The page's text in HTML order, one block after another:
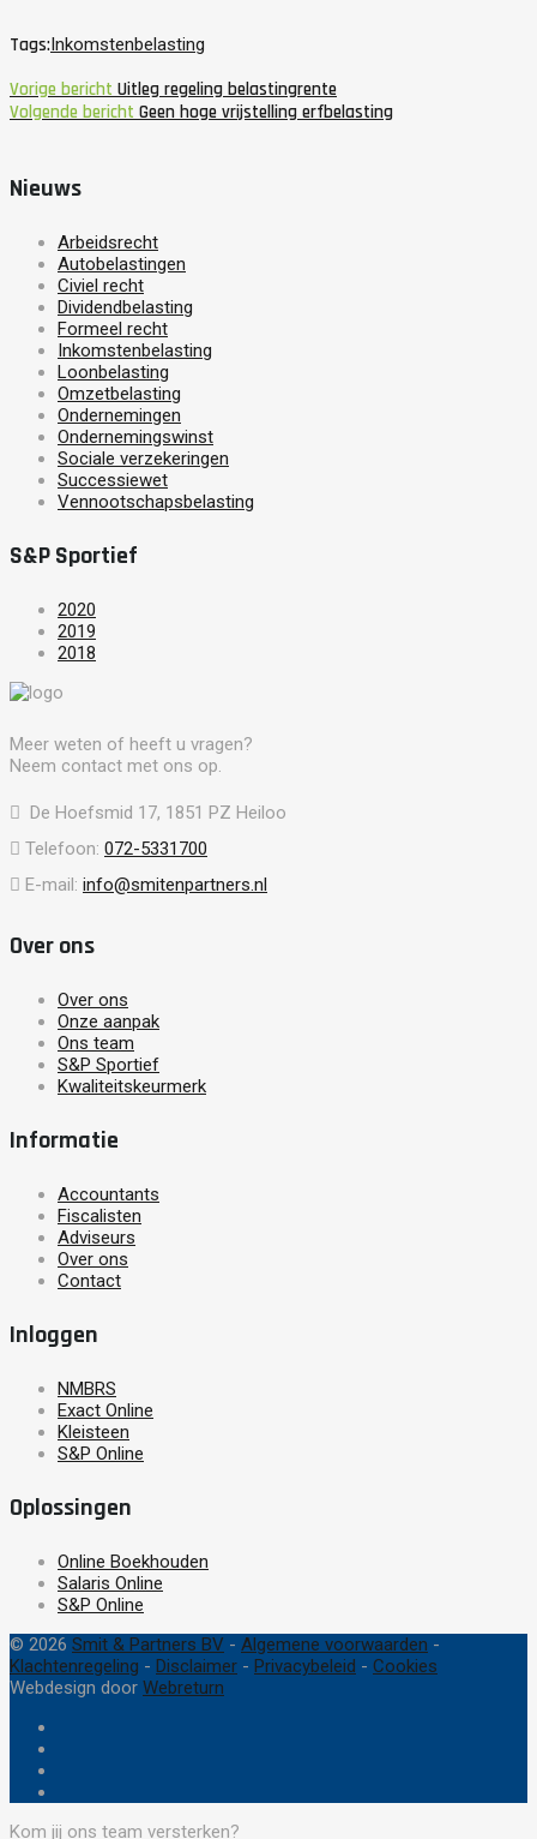
Tags:Inkomstenbelasting
Vorige bericht Uitleg regeling belastingrente
Volgende bericht Geen hoge vrijstelling erfbelasting
Nieuws
Arbeidsrecht
Autobelastingen
Civiel recht
Dividendbelasting
Formeel recht
Inkomstenbelasting
Loonbelasting
Omzetbelasting
Ondernemingen
Ondernemingswinst
Sociale verzekeringen
Successiewet
Vennootschapsbelasting
S&P Sportief
2020
2019
2018
Meer weten of heeft u vragen?
Neem contact met ons op.
De Hoefsmid 17, 1851 PZ Heiloo
Telefoon: 072-5331700
E-mail: info@smitenpartners.nl
Over ons
Over ons
Onze aanpak
Ons team
S&P Sportief
Kwaliteitskeurmerk
Informatie
Accountants
Fiscalisten
Adviseurs
Over ons
Contact
Inloggen
NMBRS
Exact Online
Kleisteen
S&P Online
Oplossingen
Online Boekhouden
Salaris Online
S&P Online
© 2026 Smit & Partners BV - Algemene voorwaarden -
Klachtenregeling - Disclaimer - Privacybeleid - Cookies
Webdesign door Webreturn
Kom jij ons team versterken?